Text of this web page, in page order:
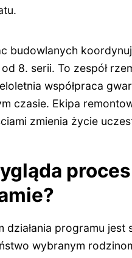
budowlanych
8. serii. To zespół
współpraca
czasie. Ekipa
zmienia życie
działania programu
wybranym